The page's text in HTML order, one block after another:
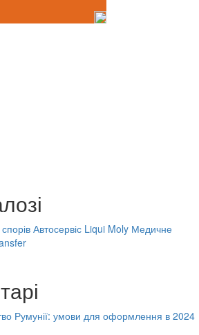
Автосервіс Liqui Moly Медичне
Румунії: умови для оформлення в 2024